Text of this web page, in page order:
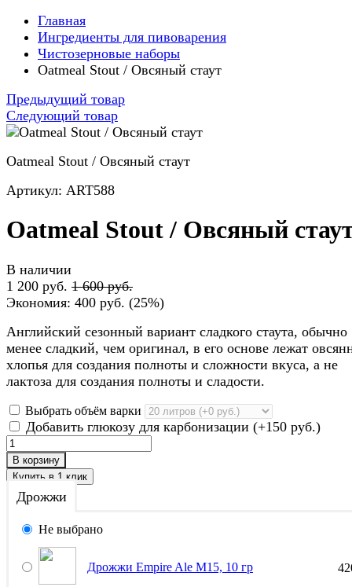
Главная
Ингредиенты для пивоварения
Чистозерновые наборы
Oatmeal Stout / Овсяный стаут
Предыдущий товар
Следующий товар
Oatmeal Stout / Овсяный стаут
Артикул: ART588
Oatmeal Stout / Овсяный
В наличии
1 200 руб. 1 600 руб.
Экономия: 400 руб. (25%)
Английский сезонный вариант сладкого стаута, обычно
менее сладкий, чем оригинал, в его основе лежат
хлопья для создания полноты и сложности вкуса, а не
лактоза для создания полноты и сладости.
Выбрать объём варки
Добавить глюкозу для карбонизации (+150 руб.)
В корзину
Дрожжи
Не выбрано
Дрожжи Empire Ale M15, 10 гр